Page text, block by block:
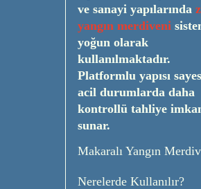
ve sanayi yapılarında
yangın merdiveni
yoğun olarak
kullanılmaktadır.
Platformlu yapısı
acil durumlarda daha
kontrollü tahliye
sunar.
Makaralı Yangın
Nerelerde Kullanılır?